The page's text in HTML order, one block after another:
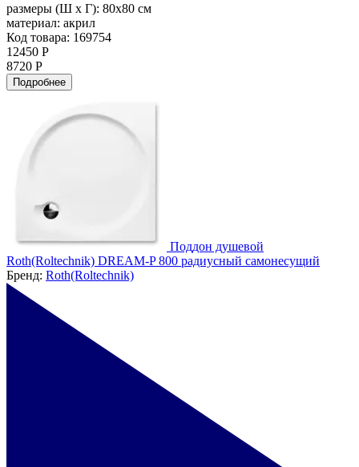
размеры (Ш х Г): 80x80 см
материал: акрил
Код товара: 169754
12450 Р
8720 Р
Подробнее
Поддон душевой
Roth(Roltechnik) DREAM-P 800 радиусный самонесущий
Бренд: Roth(Roltechnik)